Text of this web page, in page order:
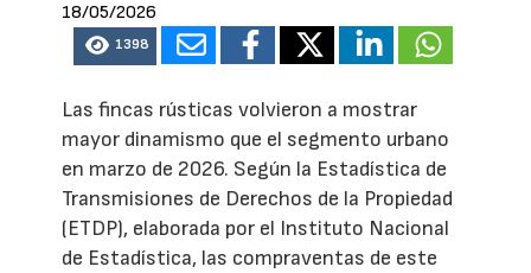
18/05/2026
1398
Las fincas rústicas volvieron a mostrar
mayor dinamismo que el segmento urbano
en marzo de 2026. Según la Estadística de
Transmisiones de Derechos de la Propiedad
(ETDP), elaborada por el Instituto Nacional
de Estadística, las compraventas de este